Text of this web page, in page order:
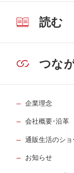
読む
つな
企業理念
会社概要･沿革
通販生活のショ
お知らせ